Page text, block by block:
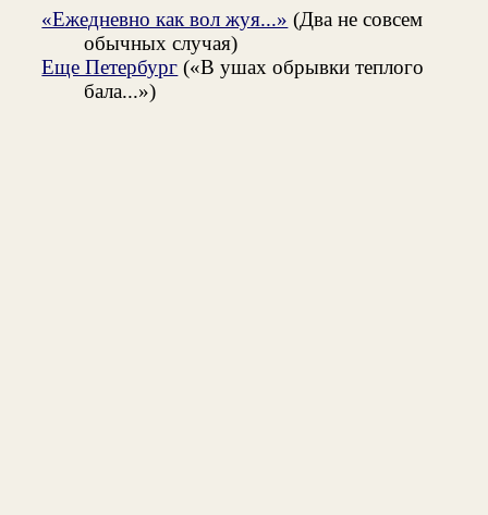
«Ежедневно как вол жуя...» (Два не совсем
обычных случая)
Еще Петербург («В ушах обрывки теплого
бала...»)